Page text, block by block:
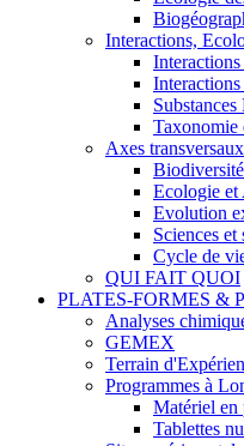
Interactions,
Taxonomie
Axes transversaux
Ecologie et
Evolution
Sciences et
Cycle de
QUI FAIT QUOI
PLATES-FORMES &
Analyses
GEMEX
Terrain
Programmes à
Matériel en
Tablettes